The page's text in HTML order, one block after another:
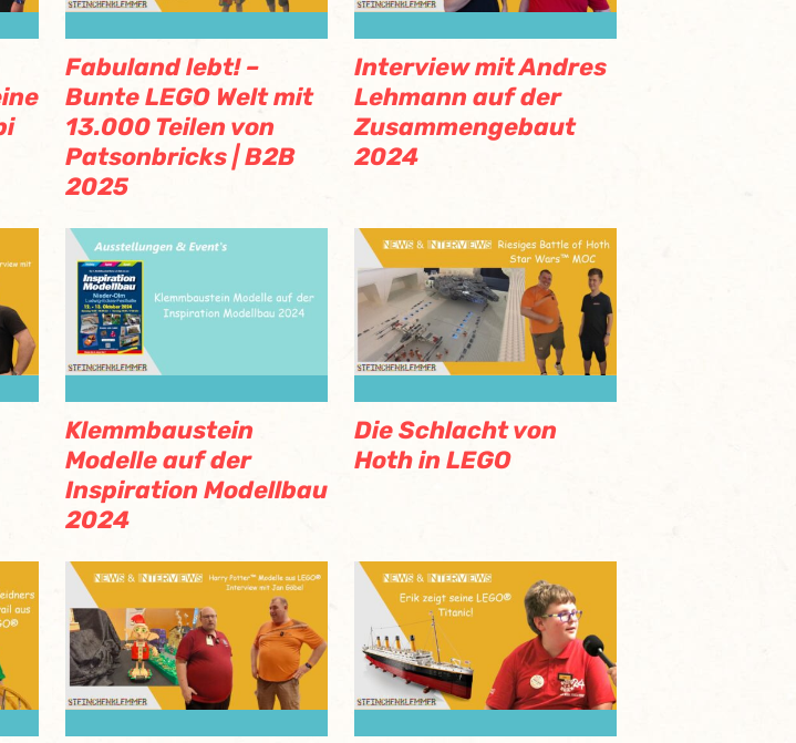
Fabuland lebt! –
Bunte LEGO Welt mit
13.000 Teilen von
Patsonbricks | B2B
2025
Interview mit Andres
Lehmann auf der
Zusammengebaut
2024
Klemmbaustein
Modelle auf der
Inspiration Modellbau
2024
Die Schlacht von
Hoth in LEGO